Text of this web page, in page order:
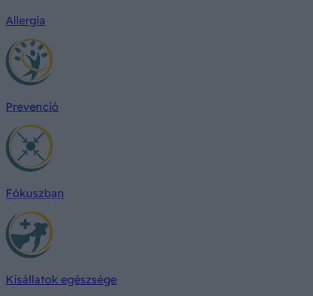
Allergia
Prevenció
Fókuszban
Kisállatok egészsége